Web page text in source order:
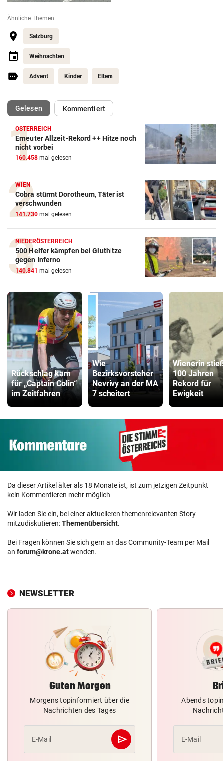
Ähnliche Themen
Salzburg
Weihnachten
Advent Kinder Eltern
Gelesen(ausgewählt)Kommentiert
ÖSTERREICH
Erneuter Allzeit-Rekord ++ Hitze noch
nicht vorbei
160.458 mal gelesen
WIEN
Cobra stürmt Dorotheum, Täter ist
verschwunden
141.730 mal gelesen
NIEDERÖSTERREICH
500 Helfer kämpfen bei Gluthitze
gegen Inferno
140.841 mal gelesen
Rückschlag kam
für „Captain Colin“
im Zeitfahren
Wie
Bezirksvorsteher
Nevrivy an der MA
7 scheitert
Wienerin
100 Jahren
Rekord für
Ewigkeit
Da dieser Artikel älter als 18 Monate ist, ist zum jetzigen Zeitpunkt
kein Kommentieren mehr möglich.
Wir laden Sie ein, bei einer aktuelleren themenrelevanten Story
mitzudiskutieren:Themenübersicht.
Bei Fragen können Sie sich gern an das Community-Team per Mail
an forum@krone.atwenden.
NEWSLETTER
Guten Morgen
Morgens topinformiert über die
Nachrichten des Tages
E-Mail send
Abschicken
Abends
E-Mail